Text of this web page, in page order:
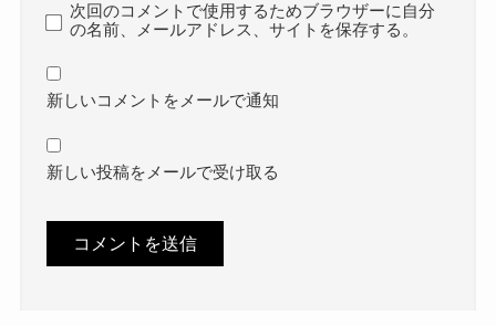
次回のコメントで使用するためブラウザーに自分
の名前、メールアドレス、サイトを保存する。
新しいコメントをメールで通知
新しい投稿をメールで受け取る